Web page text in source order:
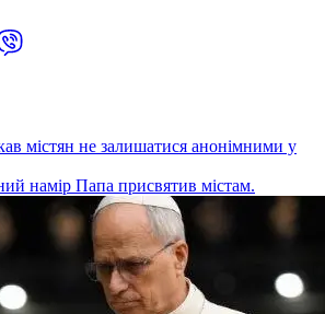
містян не залишатися анонімними у
намір Папа присвятив містам.